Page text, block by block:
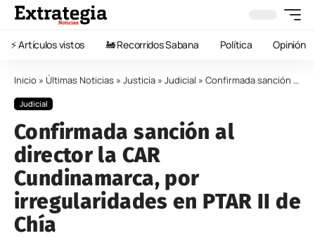
⚡️ Artículos vistos 🚂 Recorridos Sabana Política Opinión
Inicio » Últimas Noticias » Justicia » Judicial » Confirmada sanción al director la CAR Cundinamarca, por irregularidades en PTAR II de Chía
Judicial
Confirmada sanción al
director la CAR
Cundinamarca, por
irregularidades en PTAR II de
Chía